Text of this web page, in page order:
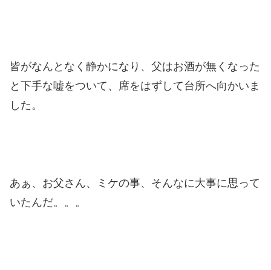
皆がなんとなく静かになり、父はお酒が無くなった
と下手な嘘をついて、席をはずして台所へ向かいま
した。
あぁ、お父さん、ミケの事、そんなに大事に思って
いたんだ。。。